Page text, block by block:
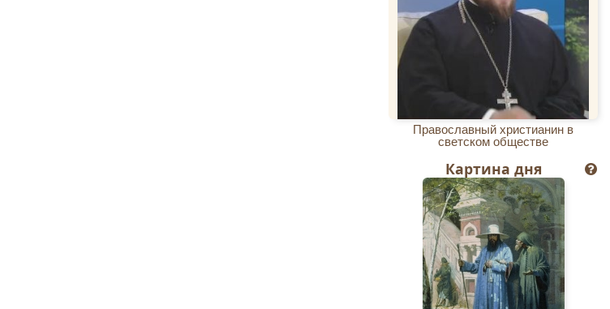
Православный христианин в
светском обществе
Картина дня